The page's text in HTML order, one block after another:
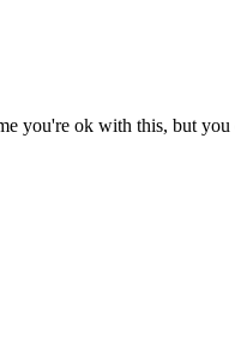
you're ok with this, but